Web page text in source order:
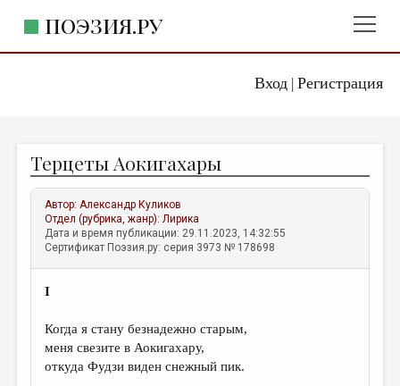
Вход| Регистрация
ПОЭЗИЯ.РУ
ЖАНРЫ
АВТОРЫ
КОММЕНТАРИИ
ЛИТСАЛОН
НОВОСТИ
ПРАВИЛА САЙТА
ОТДЕЛЫ И РУБРИКИ
Терцеты Аокигахары
Автор:Александр Куликов
Отдел (рубрика, жанр):Лирика
Дата и время публикации: 29.11.2023, 14:32:55
Сертификат Поэзия.ру: серия 3973 № 178698
I
Когда я стану безнадежно старым,
меня свезите в Аокигахару,
откуда Фудзи виден снежный пик.